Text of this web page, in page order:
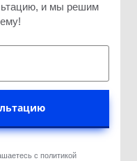
и мы решим
с политикой